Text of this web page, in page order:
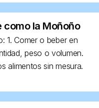
como la Moñoño
1. Comer o beber en
peso o volumen.
alimentos sin mesura.